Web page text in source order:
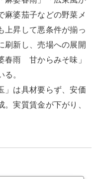
麻婆茄子などの野菜メ
上昇して悪条件が揃っ
刷新し、売場への展開
春雨 甘からみそ味」
。
」は具材要らず、安価
実質賃金が下がり、